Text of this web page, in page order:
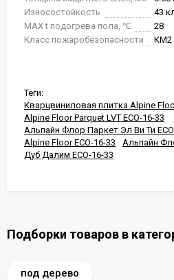
Износостойкость
43
MAX t подогрева пола, ℃
28
Класс пожаробезопасности
КМ2
Теги:
Кварцвиниловая плитка Alpine
Alpine Floor Parquet LVT ECO-16-33
Альпайн Флор Паркет Эл Ви Ти
Alpine Floor ECO-16-33
Альпайн
Дуб Далим ECO-16-33
Подборки товаров в
под дерево